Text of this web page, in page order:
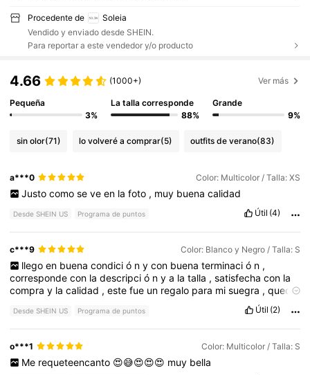
Procedente de
Soleia
Vendido y enviado desde SHEIN.
Para reportar a este vendedor y/o producto
4.66 (1000+) Ver más
Pequeña
3%
La talla corresponde
88%
Grande
9%
sin olor(71) lo volveré a comprar(5) outfits de verano(83)
a***0 Color: Multicolor / Talla: XS
Justo como se ve en la foto , muy buena calidad
Desde SHEIN US Programa de puntos Útil (4)
c***9 Color: Blanco y Negro / Talla: S
llego en buena condici ó n y con buena terminaci ó n ,
correspondecon ladescripció nya latalla ,satisfechacon la
compray lacalidad ,estefue un regalo para misuegra ,quedo
Desde SHEIN US Programa de puntos Útil (2)
o***1 Color: Multicolor / Talla: S
Me requeteencanto 😍😅😍😍😍 muy bella